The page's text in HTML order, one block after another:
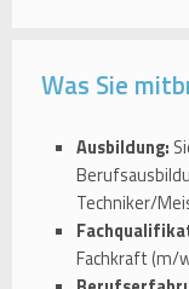
Was Sie
Ausbildung:
Techniker/
Fachkraft (m/